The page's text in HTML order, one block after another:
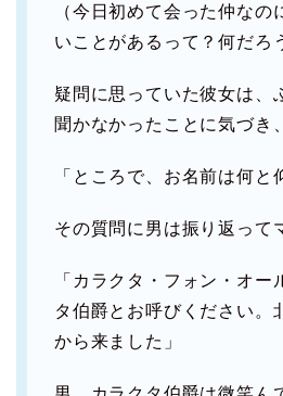
（今日初めて会った仲なの
いことがあるって？何だろ
疑問に思っていた彼女は、
聞かなかったことに気づき
「ところで、お名前は何と
その質問に男は振り返って
「カラクタ・フォン・オー
タ伯爵とお呼びください。
から来ました」